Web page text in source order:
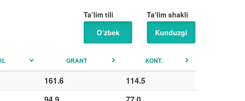
Taʼlim shakli
Kunduzgi
Ta’lim tili
O‘zbek
GRANT KONT.
161.6
114.5